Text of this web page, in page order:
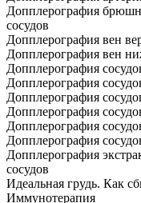
Допплерография
сосудов
Допплерография вен
Допплерография вен
Допплерография
Допплерография
Допплерография
Допплерография
Допплерография
Допплерография
Допплерография
сосудов
Идеальная грудь. Как
Иммунотерапия